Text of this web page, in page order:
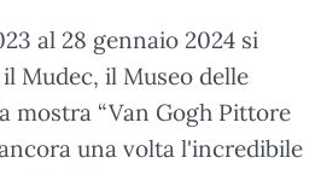
al 28 gennaio 2024 si
Mudec, il Museo delle
mostra “Van Gogh Pittore
una volta l'incredibile